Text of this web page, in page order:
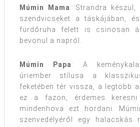
Múmin Mama: Strandra
szendvicseket a táskájában,
fürdőruha felett is csinosan
bevonul a napról.
Múmin Papa: A
úriember stílusa a
feketében tér vissza, a legtöbb
ez a fazon, érdemes
mindenhova ezt hordani.
szenvedélyéről egy halacskás